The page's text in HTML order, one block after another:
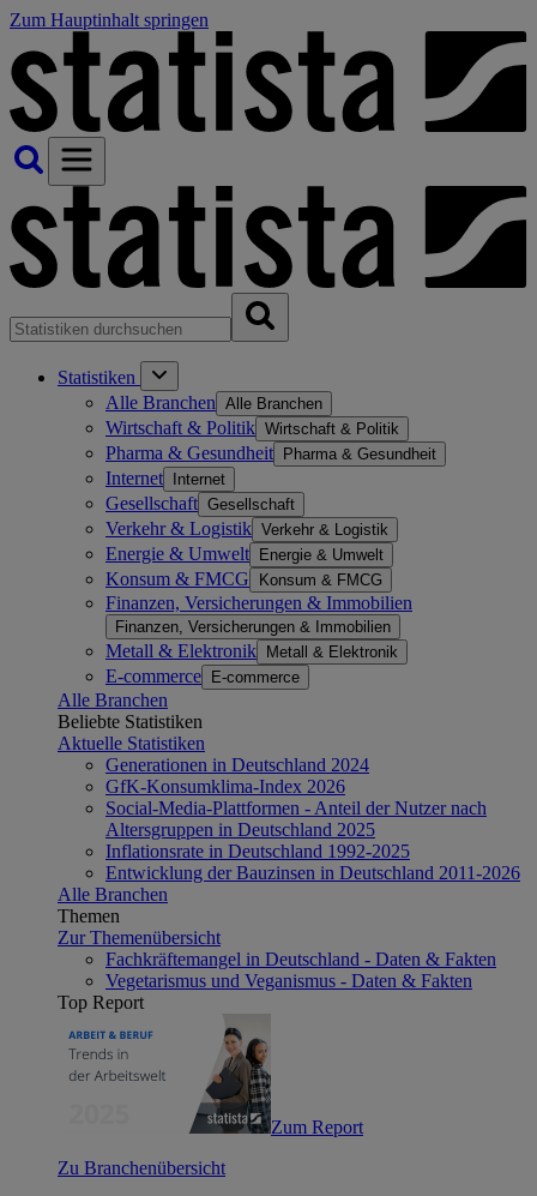
Zum Hauptinhalt springen
Statistiken
Alle Branchen Alle Branchen
Wirtschaft & Politik Wirtschaft & Politik
Pharma & Gesundheit Pharma & Gesundheit
Internet Internet
Gesellschaft Gesellschaft
Verkehr & Logistik Verkehr & Logistik
Energie & Umwelt Energie & Umwelt
Konsum & FMCG Konsum & FMCG
Finanzen, Versicherungen & Immobilien
Finanzen, Versicherungen & Immobilien
Metall & Elektronik Metall & Elektronik
E-commerce E-commerce
Alle Branchen
Beliebte Statistiken
Aktuelle Statistiken
Generationen in Deutschland 2024
GfK-Konsumklima-Index 2026
Social-Media-Plattformen - Anteil der Nutzer nach
Altersgruppen in Deutschland 2025
Inflationsrate in Deutschland 1992-2025
Entwicklung der Bauzinsen in Deutschland 2011-2026
Alle Branchen
Themen
Zur Themenübersicht
Fachkräftemangel in Deutschland - Daten & Fakten
Vegetarismus und Veganismus - Daten & Fakten
Top Report
Zum Report
Zu Branchenübersicht